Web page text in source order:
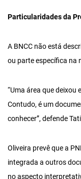
Particularidades da
A BNCC não está
ou parte específica na
“Uma área que
Contudo, é um
conhecer”, defende
Oliveira prevê que a
integrada a outros
no aspecto